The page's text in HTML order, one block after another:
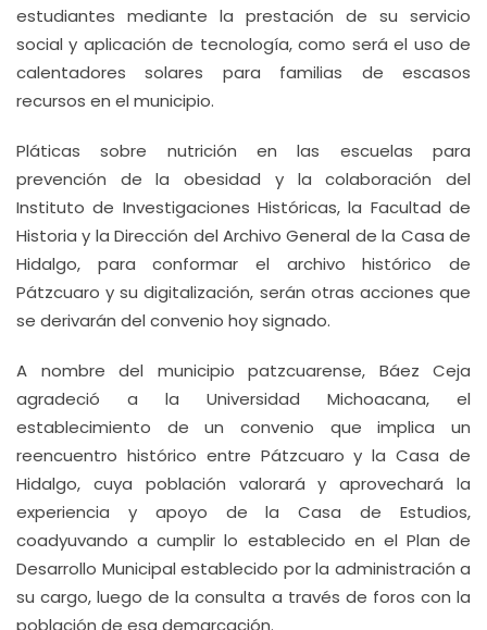
estudiantes mediante la prestación de su servicio
social y aplicación de tecnología, como será el uso de
calentadores solares para familias de escasos
recursos en el municipio.
Pláticas sobre nutrición en las escuelas para
prevención de la obesidad y la colaboración del
Instituto de Investigaciones Históricas, la Facultad de
Historia y la Dirección del Archivo General de la Casa de
Hidalgo, para conformar el archivo histórico de
Pátzcuaro y su digitalización, serán otras acciones que
se derivarán del convenio hoy signado.
A nombre del municipio patzcuarense, Báez Ceja
agradeció a la Universidad Michoacana, el
establecimiento de un convenio que implica un
reencuentro histórico entre Pátzcuaro y la Casa de
Hidalgo, cuya población valorará y aprovechará la
experiencia y apoyo de la Casa de Estudios,
coadyuvando a cumplir lo establecido en el Plan de
Desarrollo Municipal establecido por la administración a
su cargo, luego de la consulta a través de foros con la
población de esa demarcación.